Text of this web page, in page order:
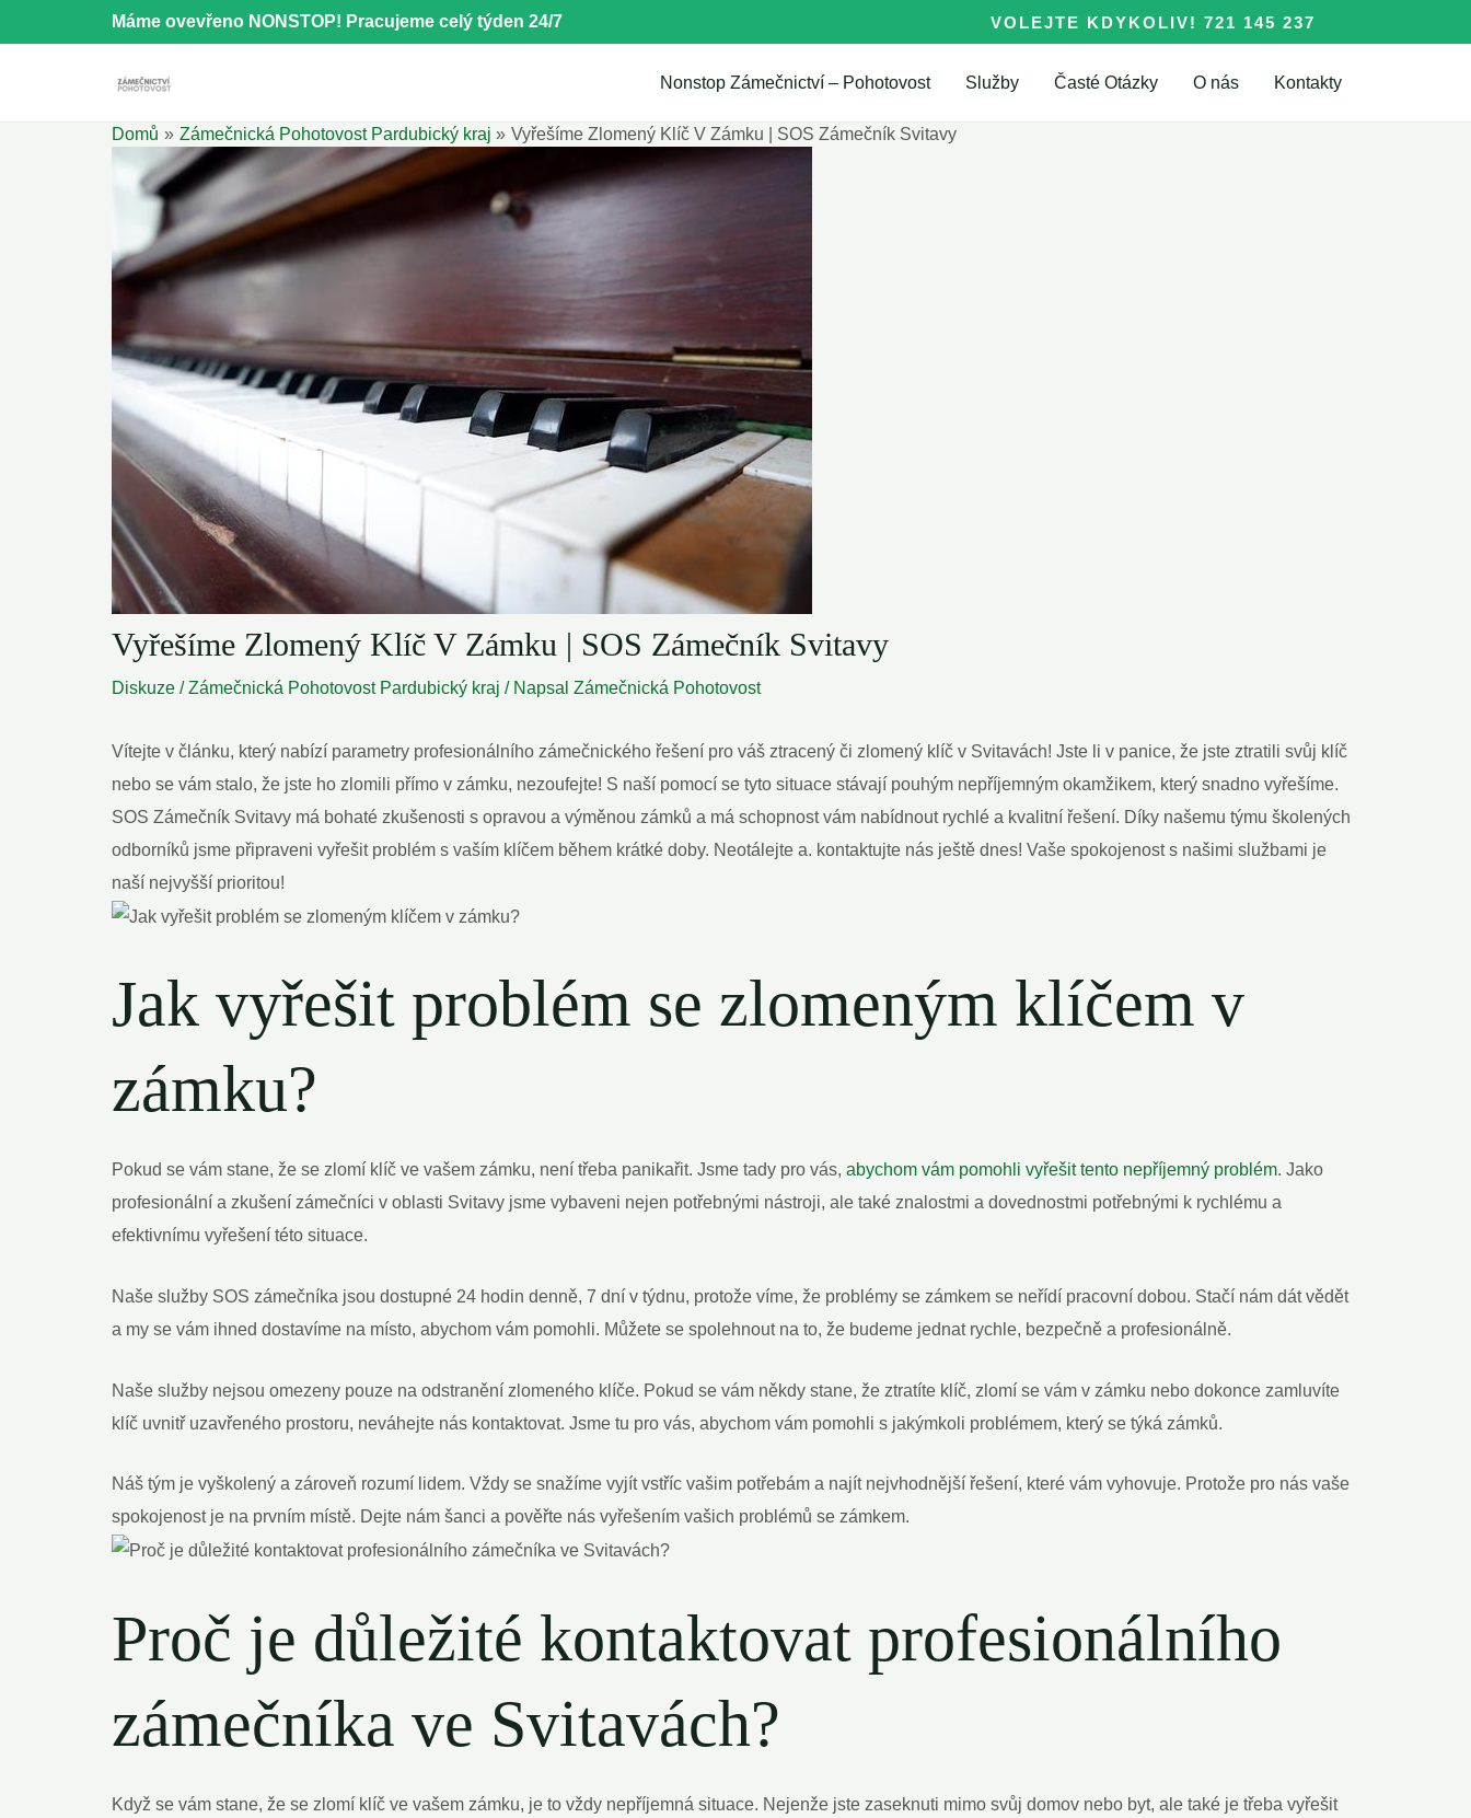
na
Máme ovevřeno NONSTOP! Pracujeme celý týden 24/7 VOLEJTE KDYKOLIV! 721 145 237
Nonstop Zámečnictví – Pohotovost Služby Časté Otázky O nás Kontakty
Domů Zámečnická Pohotovost Pardubický kraj Vyřešíme Zlomený Klíč V Zámku | SOS Zámečník Svitavy
Vyřešíme Zlomený Klíč V Zámku | SOS Zámečník Svitavy
Diskuze /Zámečnická Pohotovost Pardubický kraj / Napsal Zámečnická Pohotovost
Vítejte v článku, který nabízí parametry profesionálního zámečnického řešení pro váš ztracený či zlomený klíč v Svitavách! Jste li v panice, že jste ztratili svůj klíč
nebo se vám stalo, že jste ho zlomili přímo v zámku, nezoufejte! S naší pomocí se tyto situace stávají pouhým nepříjemným okamžikem, který snadno vyřešíme.
SOS Zámečník Svitavy má bohaté zkušenosti s opravou a výměnou zámků a má schopnost vám nabídnout rychlé a kvalitní řešení. Díky našemu týmu školených
odborníků jsme připraveni vyřešit problém s vaším klíčem během krátké doby. Neotálejte a. kontaktujte nás ještě dnes! Vaše spokojenost s našimi službami je
naší nejvyšší prioritou!
Jak vyřešit problém se zlomeným klíčem v
zámku?
Pokud se vám stane, že se zlomí klíč ve vašem zámku, není třeba panikařit. Jsme tady pro vás, abychom vám pomohli vyřešit tento nepříjemný problém. Jako
profesionální a zkušení zámečníci v oblasti Svitavy jsme vybaveni nejen potřebnými nástroji, ale také znalostmi a dovednostmi potřebnými k rychlému a
efektivnímu vyřešení této situace.
Naše služby SOS zámečníka jsou dostupné 24 hodin denně, 7 dní v týdnu, protože víme, že problémy se zámkem se neřídí pracovní dobou. Stačí nám dát vědět
a my se vám ihned dostavíme na místo, abychom vám pomohli. Můžete se spolehnout na to, že budeme jednat rychle, bezpečně a profesionálně.
Naše služby nejsou omezeny pouze na odstranění zlomeného klíče. Pokud se vám někdy stane, že ztratíte klíč, zlomí se vám v zámku nebo dokonce zamluvíte
klíč uvnitř uzavřeného prostoru, neváhejte nás kontaktovat. Jsme tu pro vás, abychom vám pomohli s jakýmkoli problémem, který se týká zámků.
Náš tým je vyškolený a zároveň rozumí lidem. Vždy se snažíme vyjít vstříc vašim potřebám a najít nejvhodnější řešení, které vám vyhovuje. Protože pro nás vaše
spokojenost je na prvním místě. Dejte nám šanci a pověřte nás vyřešením vašich problémů se zámkem.
Proč je důležité kontaktovat profesionálního
zámečníka ve Svitavách?
Když se vám stane, že se zlomí klíč ve vašem zámku, je to vždy nepříjemná situace. Nejenže jste zaseknuti mimo svůj domov nebo byt, ale také je třeba vyřešit